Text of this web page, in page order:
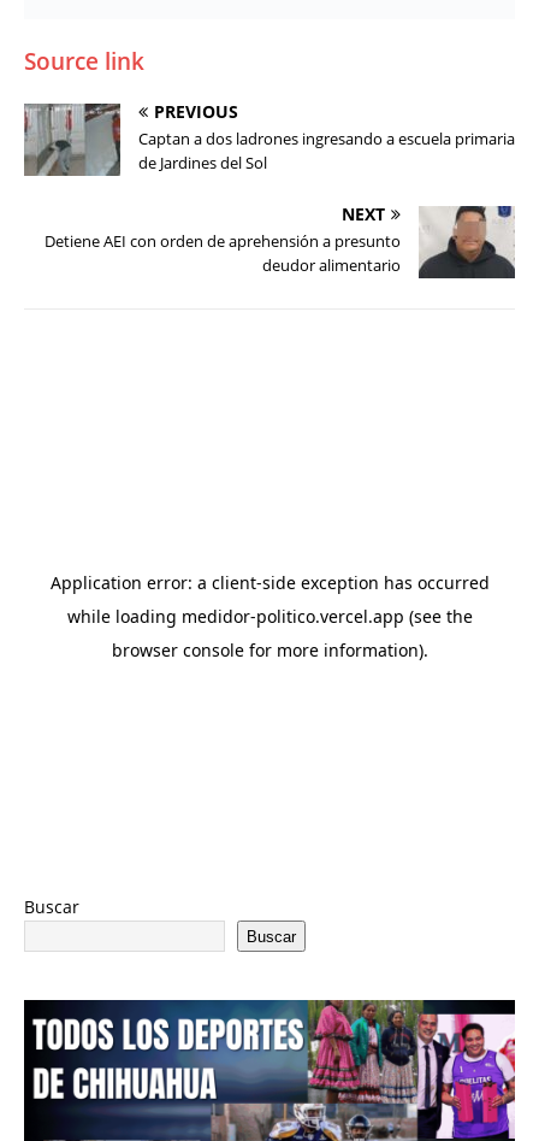
Source link
PREVIOUS
Captan a dos ladrones ingresando a escuela primaria
de Jardines del Sol
NEXT
Detiene AEI con orden de aprehensión a presunto
deudor alimentario
Buscar
Buscar